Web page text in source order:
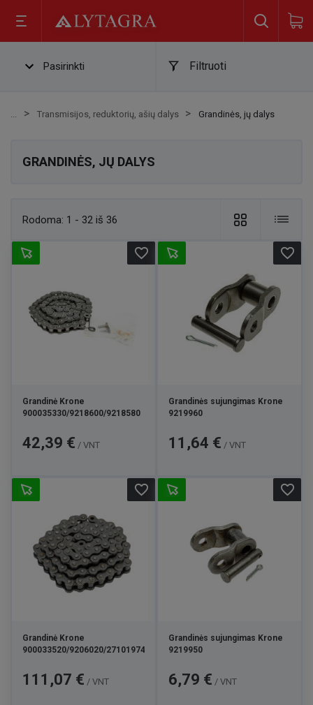
Pasirinkti Filtruoti
Transmisijos, reduktorių, ašių dalys Grandinės, jų dalys
GRANDINĖS, JŲ DALYS
Rodoma: 1 - 32 iš 36
Grandinė Krone
900035330/9218600/9218580
Kaina
42,39 € / VNT
favorite_border
Grandinės sujungimas Krone
9219960
Kaina
11,64 € / VNT
favorite_border
Grandinė Krone
900033520/9206020/271019740/9219280
Kaina
111,07 € / VNT
favorite_border
Grandinės sujungimas Krone
9219950
Kaina
6,79 € / VNT
favorite_border